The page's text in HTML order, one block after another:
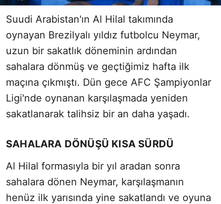
Suudi Arabistan'ın Al Hilal takımında
oynayan Brezilyalı yıldız futbolcu Neymar,
uzun bir sakatlık döneminin ardından
sahalara dönmüş ve geçtiğimiz hafta ilk
maçına çıkmıştı. Dün gece AFC Şampiyonlar
Ligi'nde oynanan karşılaşmada yeniden
sakatlanarak talihsiz bir an daha yaşadı.
SAHALARA DÖNÜŞÜ KISA SÜRDÜ
Al Hilal formasıyla bir yıl aradan sonra
sahalara dönen Neymar, karşılaşmanın
henüz ilk yarısında yine sakatlandı ve oyuna